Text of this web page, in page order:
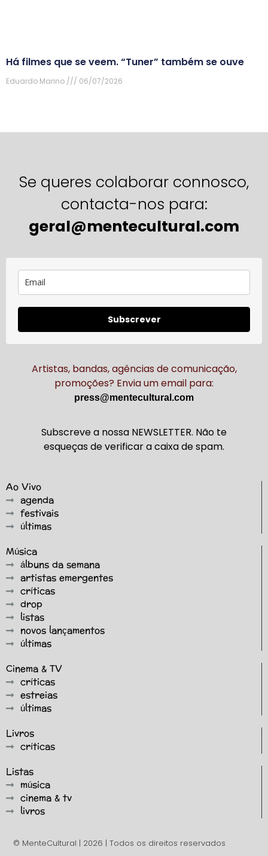
Há filmes que se veem. “Tuner” também se ouve
Eduardo Marino 06/07/2026
Se queres colaborar connosco,
contacta-nos para:
geral@mentecultural.com
Subscrever
Artistas, bandas, agências de comunicação,
promoções? Envia um email para:
press@mentecultural.com
Subscreve a nossa NEWSLETTER. Não te
esqueças de verificar a caixa de spam.
Ao Vivo
agenda
festivais
últimas
Música
álbuns da semana
artistas emergentes
críticas
drop
listas
novos lançamentos
últimas
Cinema & TV
críticas
estreias
últimas
Livros
críticas
Listas
música
cinema & tv
livros
© MenteCultural | 2026 | Todos os direitos reservados